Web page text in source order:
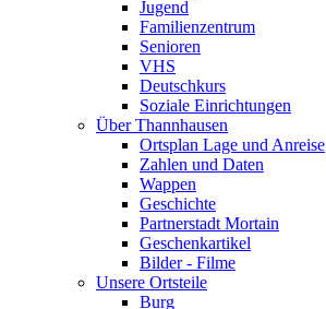
Jugend
Familienzentrum
Senioren
VHS
Deutschkurs
Soziale Einrichtungen
Über Thannhausen
Ortsplan Lage und Anreise
Zahlen und Daten
Wappen
Geschichte
Partnerstadt Mortain
Geschenkartikel
Bilder - Filme
Unsere Ortsteile
Burg